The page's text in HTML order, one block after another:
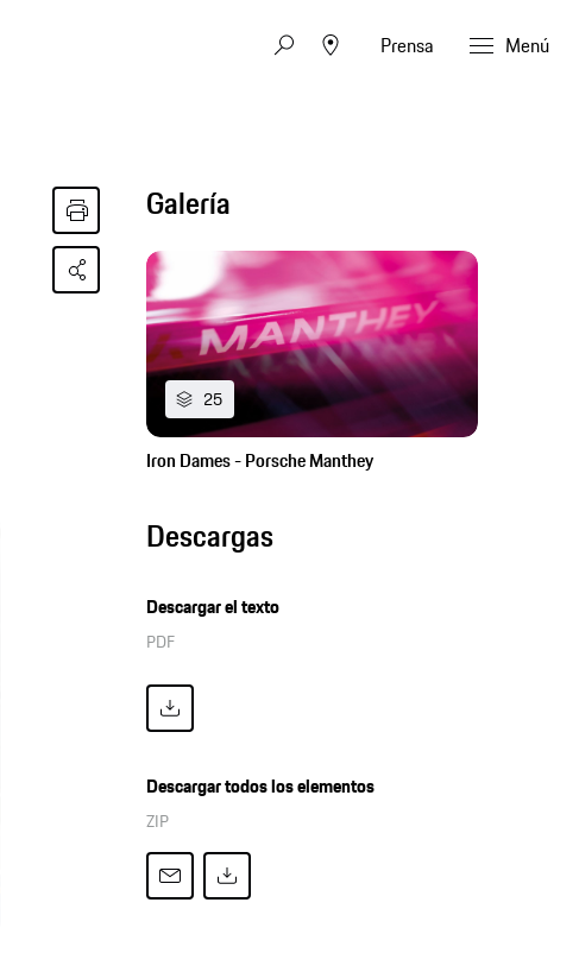
Prensa Menú
Galería
25
Iron Dames - Porsche Manthey
Descargas
Descargar el texto
PDF
Descargar todos los elementos
ZIP